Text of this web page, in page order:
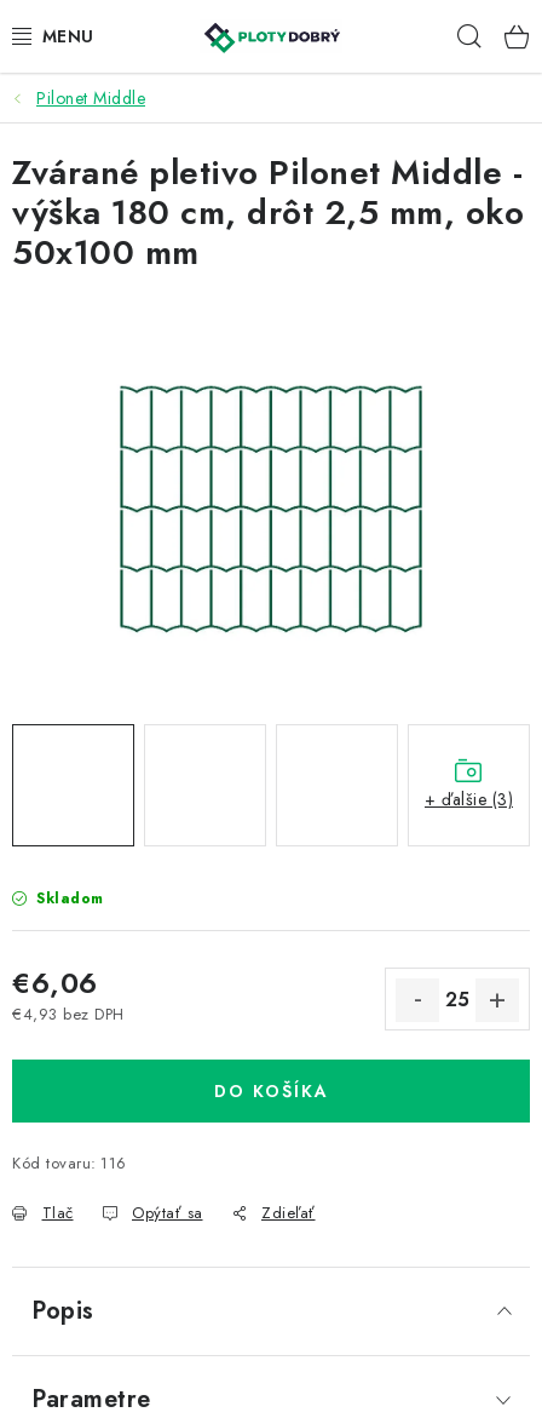
na
PLETIVA A PLOTY
PRÍSLUŠENSTVO
BRÁNY A BRÁNKY
Pilonet Middle
Skladom
€6,06
€4,93 bez DPH
DO KOŠÍKA
Kód tovaru: 116
Tlač Opýtať sa Zdieľať
Zvárané pletivo Pilonet Middle -
výška 180 cm, drôt 2,5 mm, oko
50x100 mm
+ ďalšie (3)
Popis
Parametre